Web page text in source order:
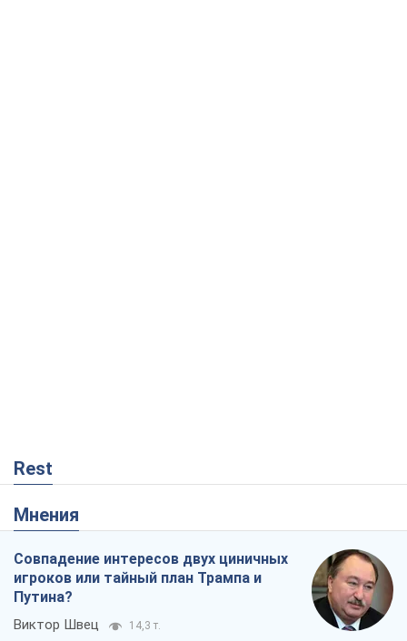
Rest
Мнения
Совпадение интересов двух циничных
игроков или тайный план Трампа и
Путина?
Виктор Швец 14,3 т.